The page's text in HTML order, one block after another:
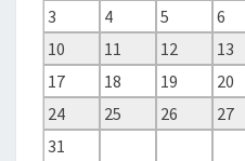
3
4 5 6
10
11 12 13
17
18 19 20
24
25 26 27
31